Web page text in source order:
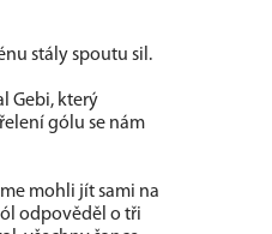
stály spoutu sil.
Gebi, který
gólu se nám
mohli jít sami na
odpověděl o tři